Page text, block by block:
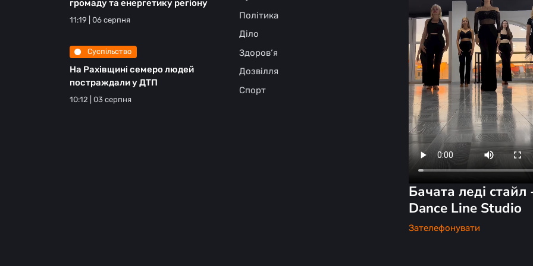
громаду та енергетику регіону
11:19 | 06 серпня
Суспільство
На Рахівщині семеро людей
постраждали у ДТП
10:12 | 03 серпня
Політика
Діло
Здоров‘я
Дозвілля
Спорт
Бачата леді стайл
Dance Line Studio
Зателефонувати